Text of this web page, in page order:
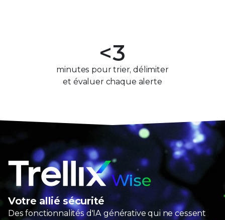
9
<3
4
6
7
8
9
minutes pour trier, délimiter
et évaluer chaque alerte
Trellix Wise
Votre allié sécurité
Desfonctionnalités d'IA générative qui ne cessent